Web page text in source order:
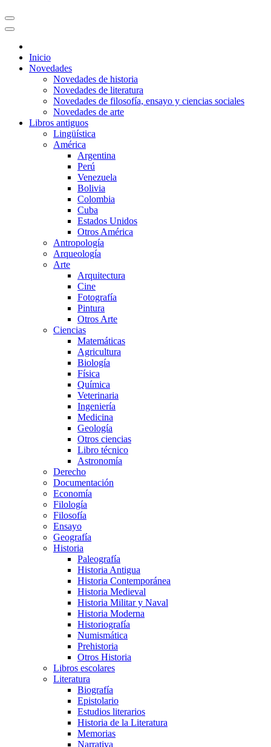
Inicio
Novedades
Novedades de historia
Novedades de literatura
Novedades de filosofía, ensayo y ciencias sociales
Novedades de arte
Libros antiguos
Lingüística
América
Argentina
Perú
Venezuela
Bolivia
Colombia
Cuba
Estados Unidos
Otros América
Antropología
Arqueología
Arte
Arquitectura
Cine
Fotografía
Pintura
Otros Arte
Ciencias
Matemáticas
Agricultura
Biología
Física
Química
Veterinaria
Ingeniería
Medicina
Geología
Otros ciencias
Libro técnico
Astronomía
Derecho
Documentación
Economía
Filología
Filosofía
Ensayo
Geografía
Historia
Paleografía
Historia Antigua
Historia Contemporánea
Historia Medieval
Historia Militar y Naval
Historia Moderna
Historiografía
Numismática
Prehistoria
Otros Historia
Libros escolares
Literatura
Biografía
Epistolario
Estudios literarios
Historia de la Literatura
Memorias
Narrativa